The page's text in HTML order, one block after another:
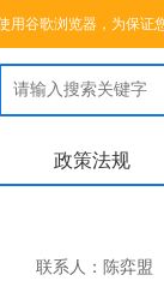
用谷歌浏览器，为保证
政策法规
联系人： 陈弈盟